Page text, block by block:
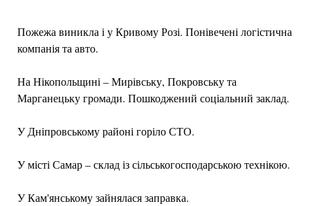
Пожежа виникла і у Кривому Розі. Понівечені логістична
компанія та авто.
На Нікопольщині – Мирівську, Покровську та
Марганецьку громади. Пошкоджений соціальний заклад.
У Дніпровському районі горіло СТО.
У місті Самар – склад із сільськогосподарською технікою.
У Кам'янському зайнялася заправка.